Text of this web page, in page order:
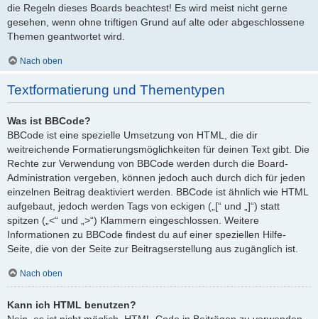
die Regeln dieses Boards beachtest! Es wird meist nicht gerne
gesehen, wenn ohne triftigen Grund auf alte oder abgeschlossene
Themen geantwortet wird.
Nach oben
Textformatierung und Thementypen
Was ist BBCode?
BBCode ist eine spezielle Umsetzung von HTML, die dir
weitreichende Formatierungsmöglichkeiten für deinen Text gibt. Die
Rechte zur Verwendung von BBCode werden durch die Board-
Administration vergeben, können jedoch auch durch dich für jeden
einzelnen Beitrag deaktiviert werden. BBCode ist ähnlich wie HTML
aufgebaut, jedoch werden Tags von eckigen („[“ und „]“) statt
spitzen („<“ und „>“) Klammern eingeschlossen. Weitere
Informationen zu BBCode findest du auf einer speziellen Hilfe-
Seite, die von der Seite zur Beitragserstellung aus zugänglich ist.
Nach oben
Kann ich HTML benutzen?